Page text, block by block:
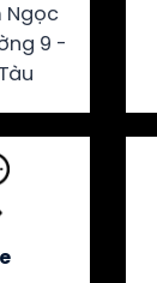
Ngọc
9 -